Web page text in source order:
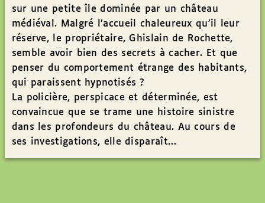
sur une petite île dominée par un château
médiéval. Malgré l’accueil chaleureux qu’il leur
réserve, le propriétaire, Ghislain de Rochette,
semble avoir bien des secrets à cacher. Et que
penser du comportement étrange des habitants,
qui paraissent hypnotisés ?
La policière, perspicace et déterminée, est
convaincue que se trame une histoire sinistre
dans les profondeurs du château. Au cours de
ses investigations, elle disparaît…